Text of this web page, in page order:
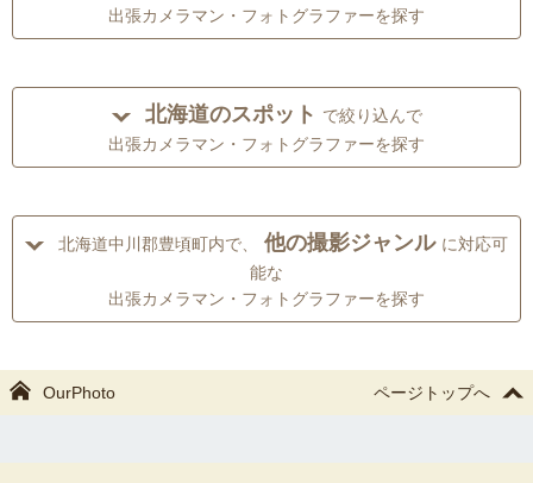
出張カメラマン・フォトグラファーを探す
北海道のスポット で絞り込んで
出張カメラマン・フォトグラファーを探す
北海道中川郡豊頃町内で、 他の撮影ジャンル に対応可
能な
出張カメラマン・フォトグラファーを探す
OurPhoto ページトップへ